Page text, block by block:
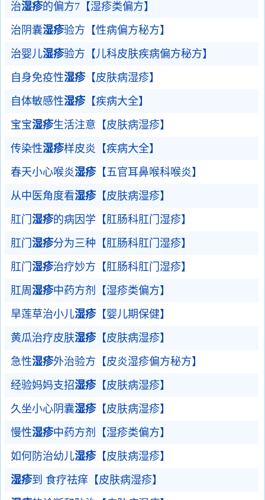
治湿疹的偏方7【湿疹类偏方】
治阴囊湿疹验方【性病偏方秘方】
治婴儿湿疹验方【儿科皮肤疾病偏方秘方】
自身免疫性湿疹【皮肤病湿疹】
自体敏感性湿疹【疾病大全】
宝宝湿疹生活注意【皮肤病湿疹】
传染性湿疹样皮炎【疾病大全】
春天小心喉炎湿疹【五官耳鼻喉科喉炎】
从中医角度看湿疹【皮肤病湿疹】
肛门 湿疹的病因学【肛肠科肛门湿疹】
肛门 湿疹分为三种【肛肠科肛门湿疹】
肛门 湿疹治疗妙方【肛肠科肛门湿疹】
肛周 湿疹中药方剂【湿疹类偏方】
旱莲草治小儿湿疹【婴儿期保健】
黄瓜治疗皮肤湿疹【皮肤病湿疹】
急性湿疹外治验方【皮炎湿疹偏方秘方】
经验妈妈支招湿疹【皮肤病湿疹】
久坐小心阴囊湿疹【皮肤病湿疹】
慢性湿疹中药方剂【湿疹类偏方】
如何防治幼儿湿疹【皮肤病湿疹】
湿疹到 食疗祛痒【皮肤病湿疹】